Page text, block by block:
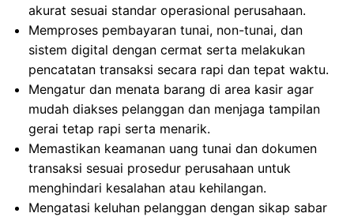
akurat sesuai standar operasional perusahaan.
Memproses pembayaran tunai, non-tunai, dan
sistem digital dengan cermat serta melakukan
pencatatan transaksi secara rapi dan tepat waktu.
Mengatur dan menata barang di area kasir agar
mudah diakses pelanggan dan menjaga tampilan
gerai tetap rapi serta menarik.
Memastikan keamanan uang tunai dan dokumen
transaksi sesuai prosedur perusahaan untuk
menghindari kesalahan atau kehilangan.
Mengatasi keluhan pelanggan dengan sikap sabar